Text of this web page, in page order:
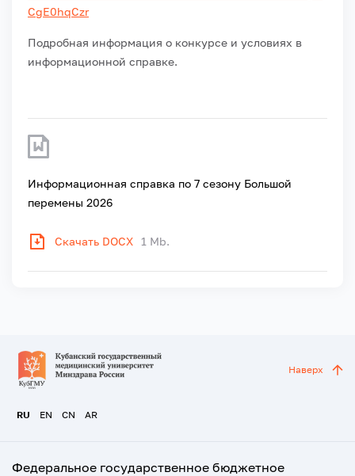
CgE0hqCzr
Подробная информация о конкурсе и условиях в
информационной справке.
Информационная справка по 7 сезону Большой
перемены 2026
Скачать DOCX 1 Mb.
RU EN CN AR
Наверх
Федеральное государственное бюджетное